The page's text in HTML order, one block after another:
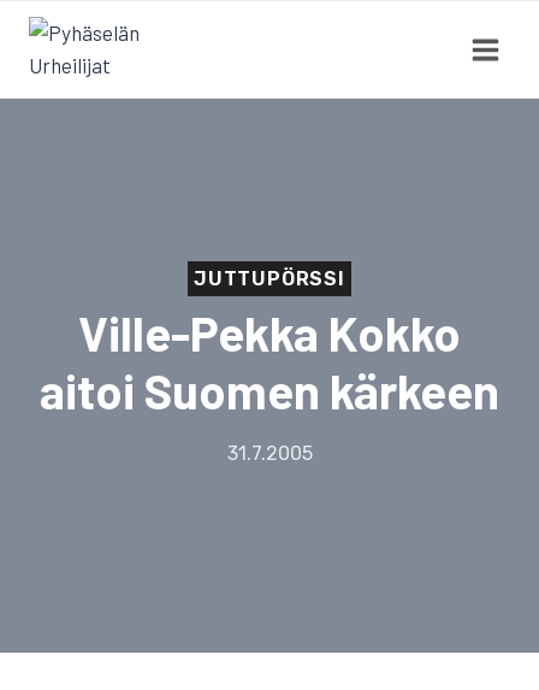
Siirry
sisältöön
JUTTUPÖRSSI
Ville-Pekka Kokko
aitoi Suomen kärkeen
31.7.2005